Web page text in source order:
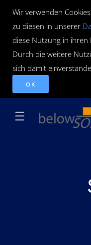
Wir verwenden
zu diesen in unserer
diese Nutzung in ihren
Durch die weitere
sich damit
OK
☰